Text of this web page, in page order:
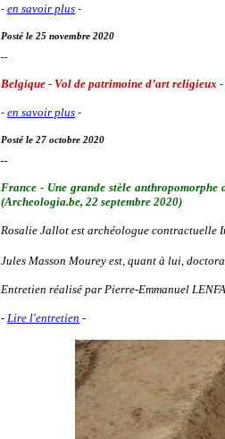
- en savoir plus -
Posté le 25 novembre 2020
--
Belgique - Vol de patrimoine d’art religieux
- en savoir plus -
Posté le 27 octobre 2020
--
France - Une grande stèle anthropomorphe
(Archeologia.be, 22 septembre 2020)
Rosalie Jallot est archéologue contractuelle
Jules Masson Mourey est, quant à lui,
Entretien réalisé par Pierre-Emmanuel
- Lire l'entretien -